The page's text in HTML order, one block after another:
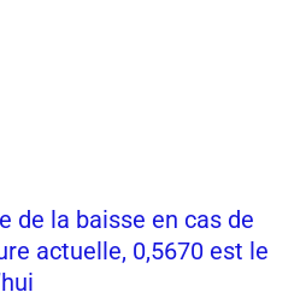
de la baisse en cas de
actuelle, 0,5670 est le